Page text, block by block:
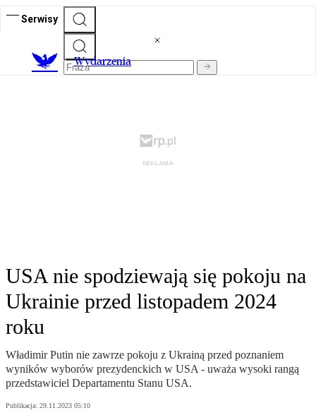
Serwisy
Wydarzenia
USA nie spodziewają się pokoju na
Ukrainie przed listopadem 2024
roku
Władimir Putin nie zawrze pokoju z Ukrainą przed poznaniem
wyników wyborów prezydenckich w USA - uważa wysoki rangą
przedstawiciel Departamentu Stanu USA.
Publikacja: 29.11.2023 05:10